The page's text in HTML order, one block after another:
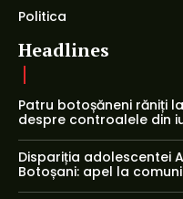
Politica
Headlines
Patru botoșăneni răniți
despre controalele din
Dispariția adolescentei
Botoșani: apel la